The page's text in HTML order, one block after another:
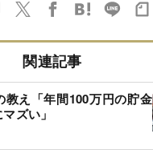
関連記事
教え「年間100万円の貯金
ズい」